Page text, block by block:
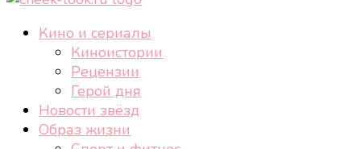
cheek-look.ru
Женский сайт о звездах и кино, а также трендах,
здоровом образе жизни, спорте, стиле, отдыхе и
Кино и сериалы
Киноистории
Рецензии
Герой дня
Новости звёзд
Образ жизни